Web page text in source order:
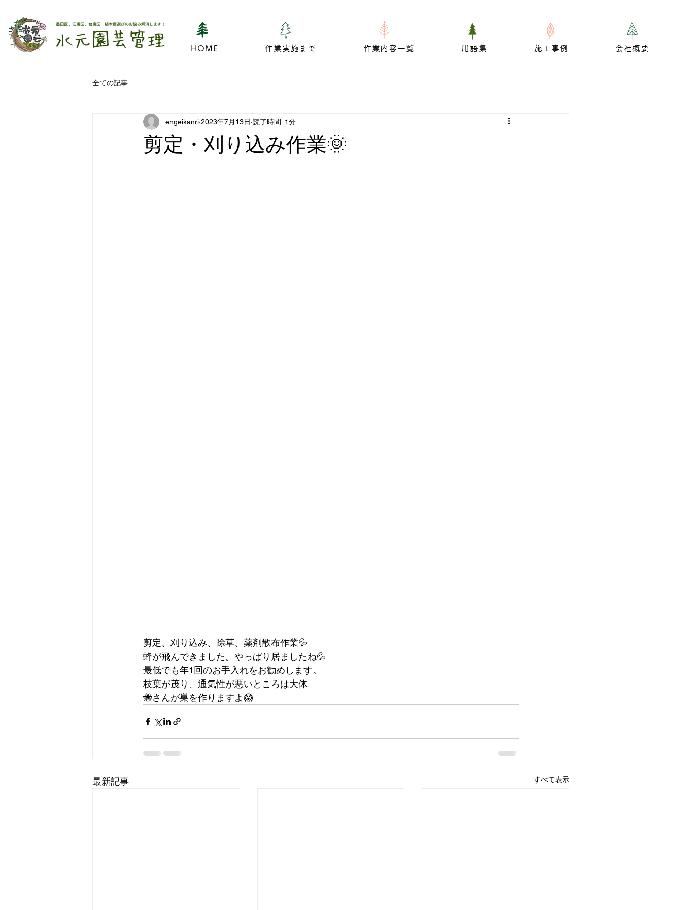
HOME 作業実施まで 作業内容一覧 用語集 施工事例 会社概要
全ての記事
剪定・刈り込み作業🌞
engeikanri 2023年7月13日 読了時間: 1分
剪定、刈り込み、除草、薬剤散布作業💦
蜂が飛んできました。やっぱり居ましたね💦
最低でも年1回のお手入れをお勧めします。
枝葉が茂り、通気性が悪いところは大体
🐝さんが巣を作りますよ😱
最新記事 すべて表示